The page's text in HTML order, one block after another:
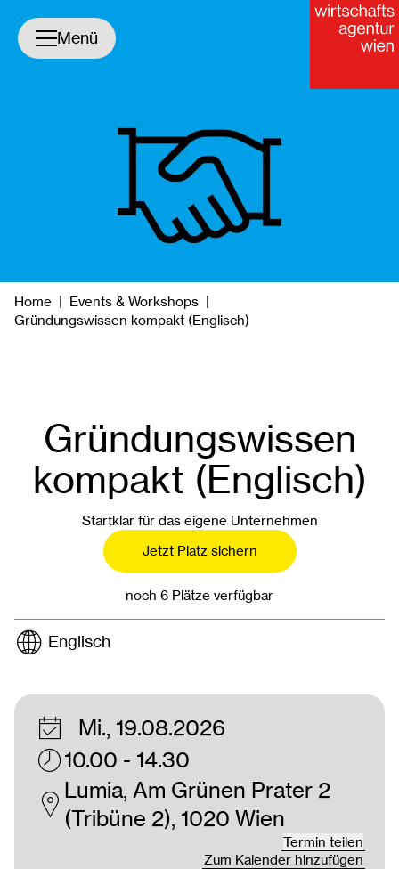
Navigation öffnen/schließen
Menü
Home Events & Workshops
Gründungswissen kompakt (Englisch)
Gründungswissen
kompakt (Englisch)
Startklar für das eigene Unternehmen
Jetzt Platz sichern
noch 6 Plätze verfügbar
Englisch
Mi., 19.08.2026
10.00 - 14.30
Lumia, Am Grünen Prater 2
(Tribüne 2), 1020 Wien
Zum Kalender hinzufügen
Termin teilen